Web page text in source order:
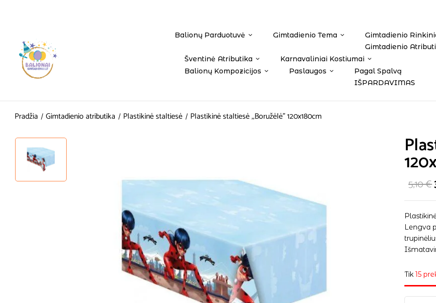
Balionų Parduotuvė Gimtadienio Tema
Gimtadienio
Gimtadienio
Šventinė Atributika
Karnavaliniai Kostiumai
Balionų Kompozicijos
Paslaugos
Pagal Spalvą
IŠPARDAVIMAS
Pradžia Gimtadienio atributika Plastikinė staltiesė Plastikinė staltiesė ,,Boružėlė” 120x180cm
5,10€
Lengva
Tik15